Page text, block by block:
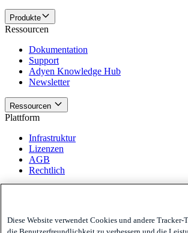
Produkte
Ressourcen
Dokumentation
Support
Adyen Knowledge Hub
Newsletter
Ressourcen
Plattform
Infrastruktur
Lizenzen
AGB
Rechtlich
Privacy
Diese Website verwendet Cookies und andere Tracker-